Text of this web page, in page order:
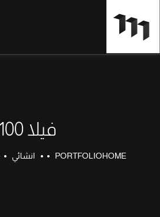
فيلا 100
HOME
PORTFOLIO انشائي